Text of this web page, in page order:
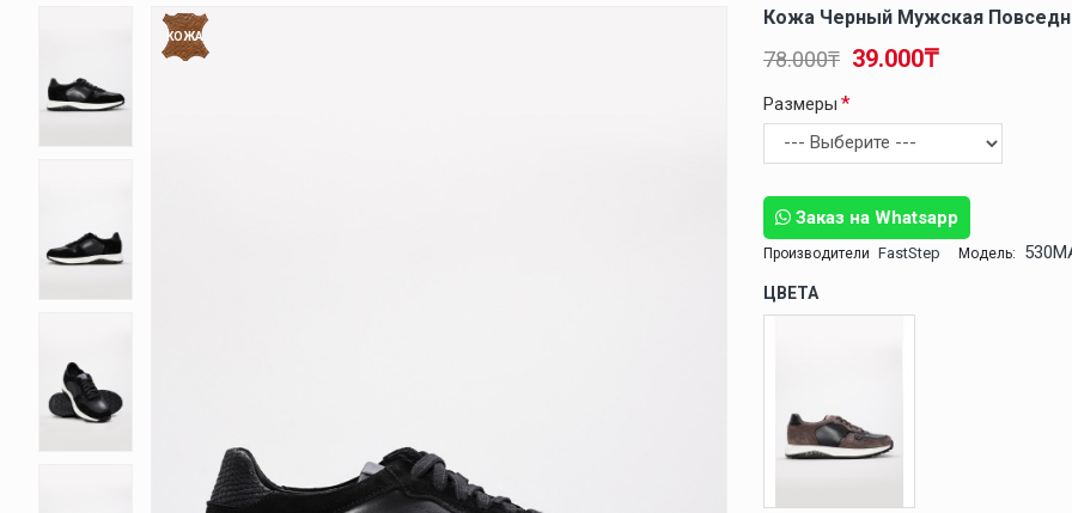
КОЖА
Кожа Черный Мужская
Заказ на Whatsapp
Производители FastStep Модель:
39.000₸
78.000₸
Размеры
ЦВЕТА